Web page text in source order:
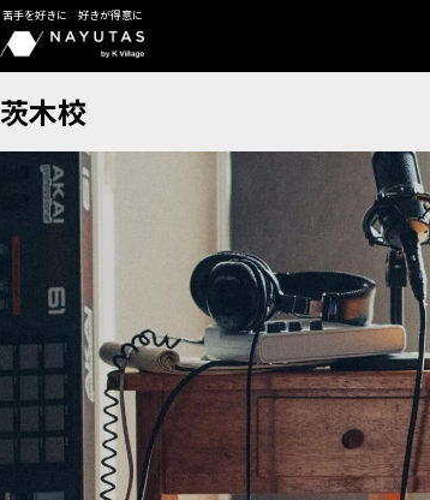
苦手を好きに 好きが得意に
茨木校